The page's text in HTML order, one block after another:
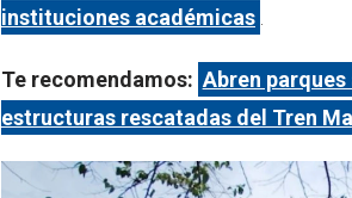
instituciones académicas
Te recomendamos: Abren
estructuras rescatadas del Tren